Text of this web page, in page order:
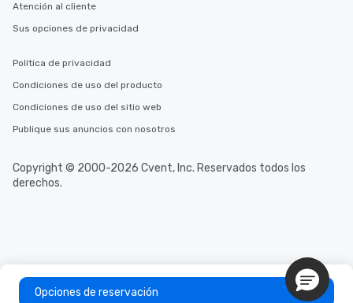
Opciones de reservación
Atención al cliente
Sus opciones de privacidad
Política de privacidad
Condiciones de uso del producto
Condiciones de uso del sitio web
Publique sus anuncios con nosotros
Copyright © 2000-2026 Cvent, Inc. Reservados todos los
derechos.